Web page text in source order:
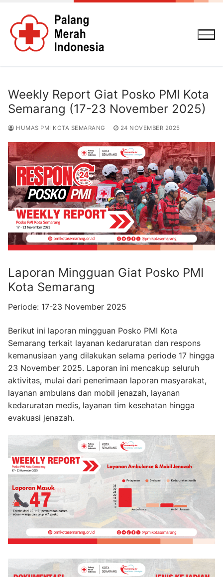
konten
Weekly Report Giat Posko PMI Kota
Semarang (17-23 November 2025)
HUMAS PMI KOTA SEMARANG 24 NOVEMBER 2025
Laporan Mingguan Giat Posko PMI
Kota Semarang
Periode: 17-23 November 2025
Berikut ini laporan mingguan Posko PMI Kota
Semarang terkait layanan kedaruratan dan respons
kemanusiaan yang dilakukan selama periode 17 hingga
23 November 2025. Laporan ini mencakup seluruh
aktivitas, mulai dari penerimaan laporan masyarakat,
layanan ambulans dan mobil jenazah, layanan
kedaruratan medis, layanan tim kesehatan hingga
evakuasi jenazah.